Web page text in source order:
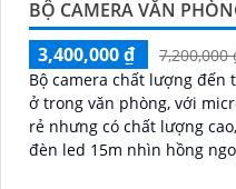
BỘ CAMERA VĂN
3,400,000 ₫
7,200,000
Bộ camera chất lượng
ở trong văn phòng, với
rẻ nhưng có chất lượng
đèn led 15m nhìn hồng